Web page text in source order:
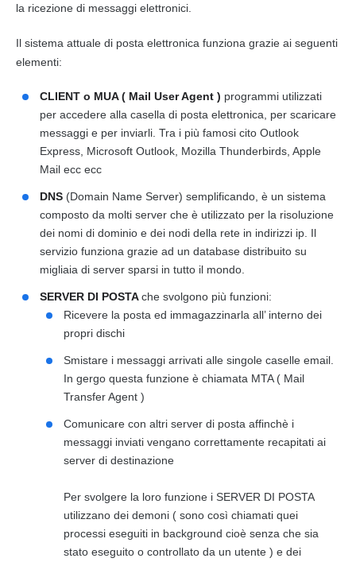
la ricezione di messaggi elettronici.
Il sistema attuale di posta elettronica funziona grazie ai seguenti
elementi:
CLIENT o MUA ( Mail User Agent ) programmi utilizzati
per accedere alla casella di posta elettronica, per scaricare
messaggi e per inviarli. Tra i più famosi cito Outlook
Express, Microsoft Outlook, Mozilla Thunderbirds, Apple
Mail ecc ecc
DNS (Domain Name Server) semplificando, è un sistema
composto da molti server che è utilizzato per la risoluzione
dei nomi di dominio e dei nodi della rete in indirizzi ip. Il
servizio funziona grazie ad un database distribuito su
migliaia di server sparsi in tutto il mondo.
SERVER DI POSTAche svolgono più funzioni:
Ricevere la posta ed immagazzinarla all’ interno dei
propri dischi
Smistare i messaggi arrivati alle singole caselle email.
In gergo questa funzione è chiamata MTA ( Mail
Transfer Agent )
Comunicare con altri server di posta affinchè i
messaggi inviati vengano correttamente recapitati ai
server di destinazione
Per svolgere la loro funzione i SERVER DI POSTA
utilizzano dei demoni ( sono così chiamati quei
processi eseguiti in background cioè senza che sia
stato eseguito o controllato da un utente ) e dei